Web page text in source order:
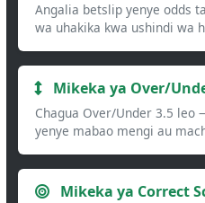
Angalia betslip yenye odds
wa uhakika kwa ushindi wa
Mikeka ya Over/
Chagua Over/Under 3.5
yenye mabao mengi au
Mikeka ya Correct